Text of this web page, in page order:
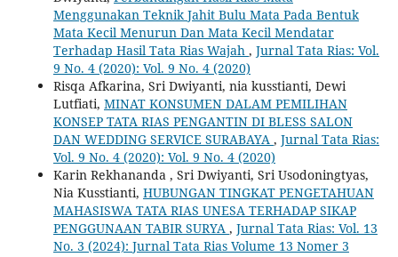
Menggunakan Teknik Jahit Bulu Mata Pada Bentuk
Mata Kecil Menurun Dan Mata Kecil Mendatar
Terhadap Hasil Tata Rias Wajah , Jurnal Tata Rias: Vol.
9 No. 4 (2020): Vol. 9 No. 4 (2020)
Risqa Afkarina, Sri Dwiyanti, nia kusstianti, Dewi
Lutfiati, MINAT KONSUMEN DALAM PEMILIHAN
KONSEP TATA RIAS PENGANTIN DI BLESS SALON
DAN WEDDING SERVICE SURABAYA , Jurnal Tata Rias:
Vol. 9 No. 4 (2020): Vol. 9 No. 4 (2020)
Karin Rekhananda , Sri Dwiyanti, Sri Usodoningtyas,
Nia Kusstianti, HUBUNGAN TINGKAT PENGETAHUAN
MAHASISWA TATA RIAS UNESA TERHADAP SIKAP
PENGGUNAAN TABIR SURYA , Jurnal Tata Rias: Vol. 13
No. 3 (2024): Jurnal Tata Rias Volume 13 Nomer 3